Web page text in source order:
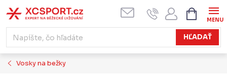
na
obsah
HĽADAŤ
KOŠÍK
Vosky na bežky